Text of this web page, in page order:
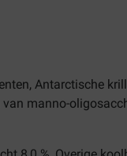
Antarctische
manno-